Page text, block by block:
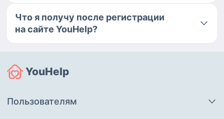
Что я получу после регистрации
на сайте YouHelp?
YouHelp
Пользователям